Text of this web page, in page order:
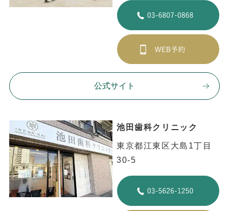
公式サイト
池田歯科クリニック
東京都江東区大島1丁目
30-5